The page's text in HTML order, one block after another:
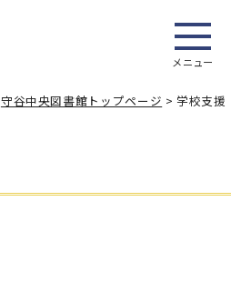
メニュー
守谷中央図書館トップページ > 学校支援